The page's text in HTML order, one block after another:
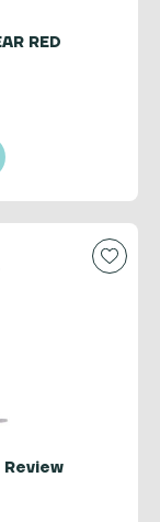
RED